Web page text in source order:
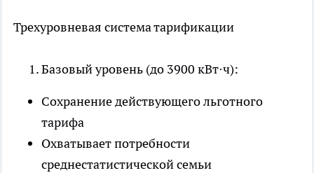
Трехуровневая система тарификации
Базовый уровень (до 3900 кВт·ч):
Сохранение действующего льготного
тарифа
Охватывает потребности
среднестатистической семьи